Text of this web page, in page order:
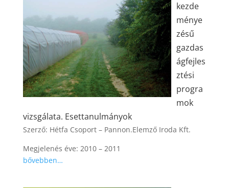
kezde
ménye
zésű
gazdas
ágfejles
ztési
progra
mok
vizsgálata. Esettanulmányok
Szerző: Hétfa Csoport – Pannon.Elemző Iroda Kft.
Megjelenés éve: 2010 – 2011
bővebben…